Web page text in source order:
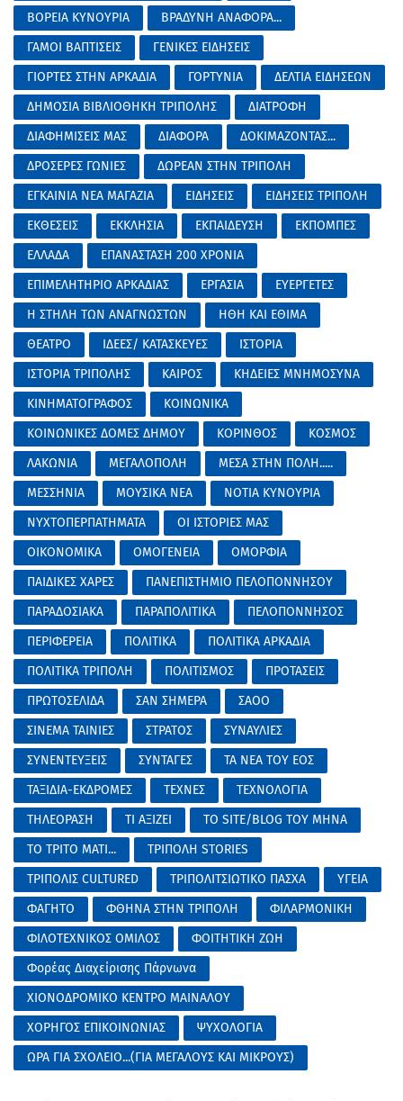
ΒΟΡΕΙΑ ΚΥΝΟΥΡΙΑ
ΒΡΑΔΥΝΗ ΑΝΑΦΟΡΑ...
ΓΑΜΟΙ ΒΑΠΤΙΣΕΙΣ
ΓΕΝΙΚΕΣ ΕΙΔΗΣΕΙΣ
ΓΙΟΡΤΕΣ ΣΤΗΝ ΑΡΚΑΔΙΑ
ΓΟΡΤΥΝΙΑ
ΔΕΛΤΙΑ ΕΙΔΗΣΕΩΝ
ΔΗΜΟΣΙΑ ΒΙΒΛΙΟΘΗΚΗ ΤΡΙΠΟΛΗΣ
ΔΙΑΤΡΟΦΗ
ΔΙΑΦΗΜΙΣΕΙΣ ΜΑΣ
ΔΙΑΦΟΡΑ
ΔΟΚΙΜΑΖΟΝΤΑΣ...
ΔΡΟΣΕΡΕΣ ΓΩΝΙΕΣ
ΔΩΡΕΑΝ ΣΤΗΝ ΤΡΙΠΟΛΗ
ΕΓΚΑΙΝΙΑ ΝΕΑ ΜΑΓΑΖΙΑ
ΕΙΔΗΣΕΙΣ
ΕΙΔΗΣΕΙΣ ΤΡΙΠΟΛΗ
ΕΚΘΕΣΕΙΣ
ΕΚΚΛΗΣΙΑ ΕΚΠΑΙΔΕΥΣΗ
ΕΚΠΟΜΠΕΣ
ΕΛΛΑΔΑ
ΕΠΑΝΑΣΤΑΣΗ 200 ΧΡΟΝΙΑ
ΕΠΙΜΕΛΗΤΗΡΙΟ ΑΡΚΑΔΙΑΣ
ΕΡΓΑΣΙΑ
ΕΥΕΡΓΕΤΕΣ
Η ΣΤΗΛΗ ΤΩΝ ΑΝΑΓΝΩΣΤΩΝ
ΗΘΗ ΚΑΙ ΕΘΙΜΑ
ΘΕΑΤΡΟ
ΙΔΕΕΣ/ ΚΑΤΑΣΚΕΥΕΣ
ΙΣΤΟΡΙΑ
ΙΣΤΟΡΙΑ ΤΡΙΠΟΛΗΣ
ΚΑΙΡΟΣ
ΚΗΔΕΙΕΣ ΜΝΗΜΟΣΥΝΑ
ΚΙΝΗΜΑΤΟΓΡΑΦΟΣ
ΚΟΙΝΩΝΙΚΑ
ΚΟΙΝΩΝΙΚΕΣ ΔΟΜΕΣ ΔΗΜΟΥ
ΚΟΡΙΝΘΟΣ
ΚΟΣΜΟΣ
ΛΑΚΩΝΙΑ
ΜΕΓΑΛΟΠΟΛΗ
ΜΕΣΑ ΣΤΗΝ ΠΟΛΗ.....
ΜΕΣΣΗΝΙΑ
ΜΟΥΣΙΚΑ ΝΕΑ
ΝΟΤΙΑ ΚΥΝΟΥΡΙΑ
ΝΥΧΤΟΠΕΡΠΑΤΗΜΑΤΑ
ΟΙ ΙΣΤΟΡΙΕΣ ΜΑΣ
ΟΙΚΟΝΟΜΙΚΑ
ΟΜΟΓΕΝΕΙΑ
ΟΜΟΡΦΙΑ
ΠΑΙΔΙΚΕΣ ΧΑΡΕΣ
ΠΑΝΕΠΙΣΤΗΜΙΟ ΠΕΛΟΠΟΝΝΗΣΟΥ
ΠΑΡΑΔΟΣΙΑΚΑ
ΠΑΡΑΠΟΛΙΤΙΚΑ
ΠΕΛΟΠΟΝΝΗΣΟΣ
ΠΕΡΙΦΕΡΕΙΑ
ΠΟΛΙΤΙΚΑ
ΠΟΛΙΤΙΚΑ ΑΡΚΑΔΙΑ
ΠΟΛΙΤΙΚΑ ΤΡΙΠΟΛΗ
ΠΟΛΙΤΙΣΜΟΣ
ΠΡΟΤΑΣΕΙΣ
ΠΡΩΤΟΣΕΛΙΔΑ
ΣΑΝ ΣΗΜΕΡΑ
ΣΑΟΟ
ΣΙΝΕΜΑ ΤΑΙΝΙΕΣ
ΣΤΡΑΤΟΣ
ΣΥΝΑΥΛΙΕΣ
ΣΥΝΕΝΤΕΥΞΕΙΣ
ΣΥΝΤΑΓΕΣ
ΤΑ ΝΕΑ ΤΟΥ ΕΟΣ
ΤΑΞΙΔΙΑ-ΕΚΔΡΟΜΕΣ
ΤΕΧΝΕΣ
ΤΕΧΝΟΛΟΓΙΑ
ΤΗΛΕΟΡΑΣΗ
ΤΙ ΑΞΙΖΕΙ
ΤΟ SITE/BLOG ΤΟΥ ΜΗΝΑ
ΤΟ ΤΡΙΤΟ ΜΑΤΙ...
ΤΡΙΠΟΛΗ STORIES
ΤΡΙΠΟΛΙΣ CULTURED
ΤΡΙΠΟΛΙΤΣΙΩΤΙΚΟ ΠΑΣΧΑ
ΥΓΕΙΑ
ΦΑΓΗΤΟ
ΦΘΗΝΑ ΣΤΗΝ ΤΡΙΠΟΛΗ
ΦΙΛΑΡΜΟΝΙΚΗ
ΦΙΛΟΤΕΧΝΙΚΟΣ ΟΜΙΛΟΣ
ΦΟΙΤΗΤΙΚΗ ΖΩΗ
Φορέας Διαχείρισης Πάρνωνα
ΧΙΟΝΟΔΡΟΜΙΚΟ ΚΕΝΤΡΟ ΜΑΙΝΑΛΟΥ
ΧΟΡΗΓΟΣ ΕΠΙΚΟΙΝΩΝΙΑΣ
ΨΥΧΟΛΟΓΙΑ
ΩΡΑ ΓΙΑ ΣΧΟΛΕΙΟ...(ΓΙΑ ΜΕΓΑΛΟΥΣ ΚΑΙ ΜΙΚΡΟΥΣ)